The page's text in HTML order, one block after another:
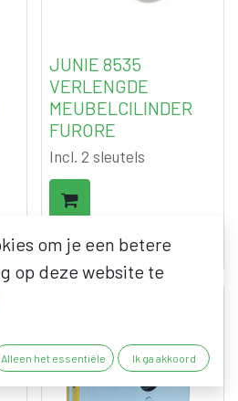
JUNIE 8535
VERLENGDE
MEUBELCILINDER
FURORE
Incl. 2 sleutels
16,42€excl. BTW
om je een betere
op deze website te
Alleen het essentiële Ik ga akkoord